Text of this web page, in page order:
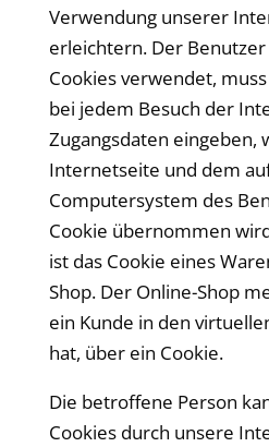
Verwendung unserer
erleichtern. Der
Cookies verwendet,
bei jedem Besuch der
Zugangsdaten eingeben,
Internetseite und dem
Computersystem des
Cookie übernommen
ist das Cookie eines
Shop. Der Online-Shop
ein Kunde in den
hat, über ein Cookie.
Die betroffene Person
Cookies durch unsere